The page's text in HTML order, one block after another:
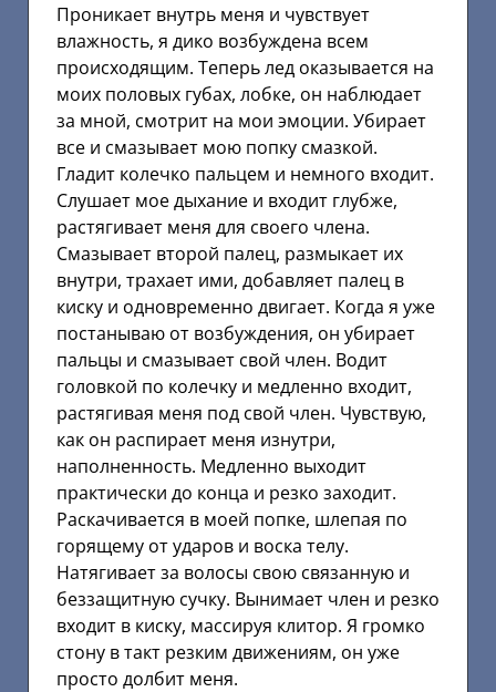
Проникает внутрь меня и чувствует
влажность, я дико возбуждена всем
происходящим. Теперь лед оказывается на
моих половых губах, лобке, он наблюдает
за мной, смотрит на мои эмоции. Убирает
все и смазывает мою попку смазкой.
Гладит колечко пальцем и немного входит.
Слушает мое дыхание и входит глубже,
растягивает меня для своего члена.
Смазывает второй палец, размыкает их
внутри, трахает ими, добавляет палец в
киску и одновременно двигает. Когда я уже
постанываю от возбуждения, он убирает
пальцы и смазывает свой член. Водит
головкой по колечку и медленно входит,
растягивая меня под свой член. Чувствую,
как он распирает меня изнутри,
наполненность. Медленно выходит
практически до конца и резко заходит.
Раскачивается в моей попке, шлепая по
горящему от ударов и воска телу.
Натягивает за волосы свою связанную и
беззащитную сучку. Вынимает член и резко
входит в киску, массируя клитор. Я громко
стону в такт резким движениям, он уже
просто долбит меня.